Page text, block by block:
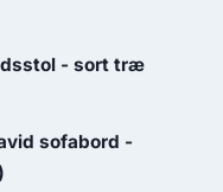
- sort træ
sofabord -